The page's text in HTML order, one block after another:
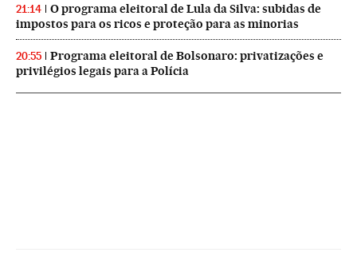
21:14
O programa eleitoral de Lula da Silva: subidas de
impostos para os ricos e proteção para as minorias
20:55
Programa eleitoral de Bolsonaro: privatizações e
privilégios legais para a Polícia